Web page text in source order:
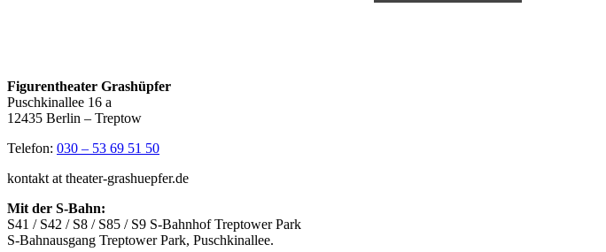
Figurentheater Grashüpfer
Puschkinallee 16 a
12435 Berlin – Treptow
Telefon: 030 – 53 69 51 50
kontakt at theater-grashuepfer.de
Mit der S-Bahn:
S41 / S42 / S8 / S85 / S9 S-Bahnhof Treptower Park
S-Bahnausgang Treptower Park, Puschkinallee.